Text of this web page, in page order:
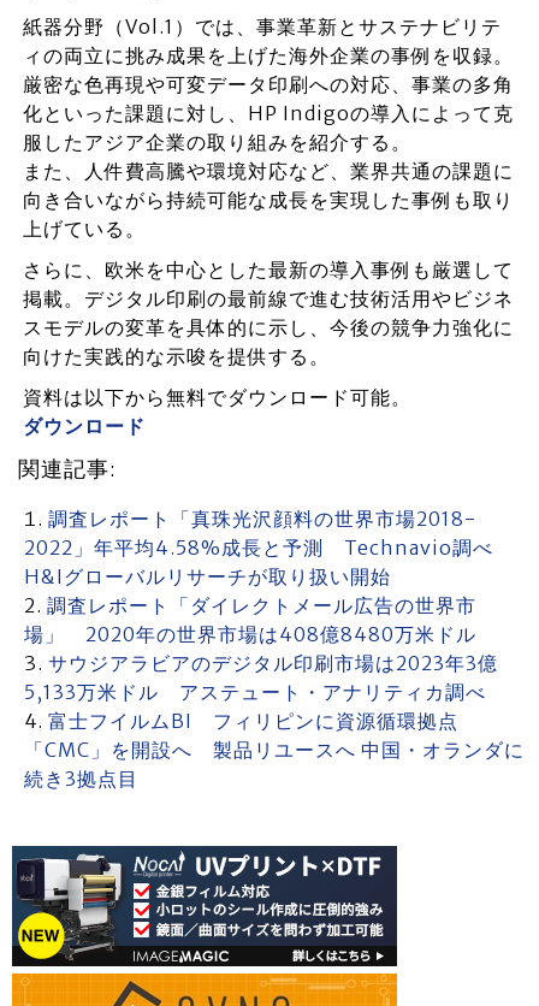
紙器分野（Vol.1）では、事業革新とサステナビリテ
ィの両立に挑み成果を上げた海外企業の事例を収録。
厳密な色再現や可変データ印刷への対応、事業の多角
化といった課題に対し、HP Indigoの導入によって克
服したアジア企業の取り組みを紹介する。
また、人件費高騰や環境対応など、業界共通の課題に
向き合いながら持続可能な成長を実現した事例も取り
上げている。
さらに、欧米を中心とした最新の導入事例も厳選して
掲載。デジタル印刷の最前線で進む技術活用やビジネ
スモデルの変革を具体的に示し、今後の競争力強化に
向けた実践的な示唆を提供する。
資料は以下から無料でダウンロード可能。
ダウンロード
関連記事:
調査レポート「真珠光沢顔料の世界市場2018-
2022」年平均4.58%成長と予測 Technavio調べ
H&Iグローバルリサーチが取り扱い開始
調査レポート「ダイレクトメール広告の世界市
場」 2020年の世界市場は408億8480万米ドル
サウジアラビアのデジタル印刷市場は2023年3億
5,133万米ドル アステュート・アナリティカ調べ
富士フイルムBI フィリピンに資源循環拠点
「CMC」を開設へ 製品リユースへ 中国・オランダに
続き3拠点目